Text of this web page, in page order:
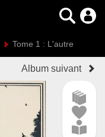
Tome 1 : L'autre
Album suivant